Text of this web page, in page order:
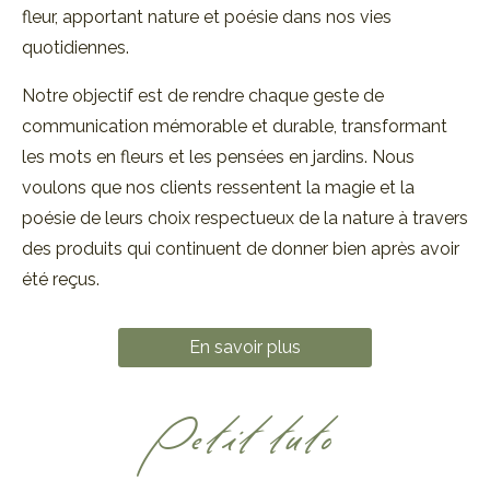
fleur, apportant nature et poésie dans nos vies
quotidiennes.
Notre objectif est de rendre chaque geste de
communication mémorable et durable, transformant
les mots en fleurs et les pensées en jardins. Nous
voulons que nos clients ressentent la magie et la
poésie de leurs choix respectueux de la nature à travers
des produits qui continuent de donner bien après avoir
été reçus.
En savoir plus
Petit tuto